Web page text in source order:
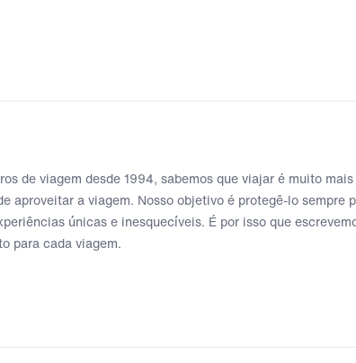
de viagem desde 1994, sabemos que viajar é muito
aproveitar a viagem. Nosso objetivo é protegê-lo sempre
únicas e inesquecíveis. É por isso que
para cada viagem.